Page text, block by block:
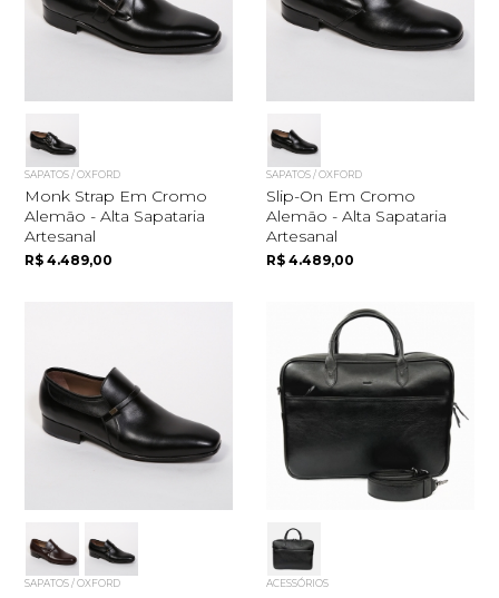
SAPATOS / OXFORD
Monk Strap Em Cromo
Alemão - Alta Sapataria
Artesanal
R$ 4.489,00
SAPATOS / OXFORD
Slip-On Em Cromo
Alemão - Alta Sapataria
Artesanal
R$ 4.489,00
SAPATOS / OXFORD ACESSÓRIOS